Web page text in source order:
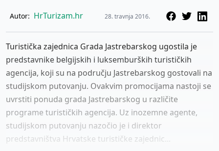
Autor: HrTurizam.hr 28. travnja 2016.
Turistička zajednica Grada Jastrebarskog ugostila je
predstavnike belgijskih i luksemburških turističkih
agencija, koji su na području Jastrebarskog gostovali na
studijskom putovanju. Ovakvim promocijama nastoji se
uvrstiti ponuda grada Jastrebarskog u različite
programe turističkih agencija. Uz inozemne agente,
studijskom putovanju nazočio je i direktor
predstavništva Hrvatske turističke zajednic...